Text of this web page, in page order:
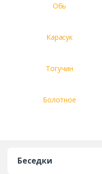
Обь
Карасук
Тогучин
Болотное
Беседки